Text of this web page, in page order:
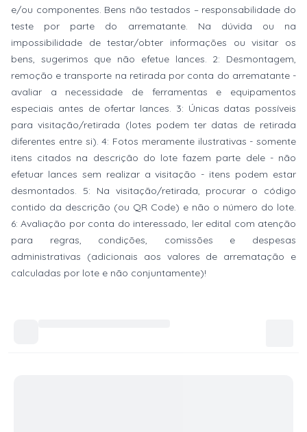
e/ou componentes. Bens não testados – responsabilidade do
teste por parte do arrematante. Na dúvida ou na
impossibilidade de testar/obter informações ou visitar os
bens, sugerimos que não efetue lances. 2: Desmontagem,
remoção e transporte na retirada por conta do arrematante -
avaliar a necessidade de ferramentas e equipamentos
especiais antes de ofertar lances. 3: Únicas datas possíveis
para visitação/retirada (lotes podem ter datas de retirada
diferentes entre si). 4: Fotos meramente ilustrativas - somente
itens citados na descrição do lote fazem parte dele - não
efetuar lances sem realizar a visitação - itens podem estar
desmontados. 5: Na visitação/retirada, procurar o código
contido da descrição (ou QR Code) e não o número do lote.
6: Avaliação por conta do interessado, ler edital com atenção
para regras, condições, comissões e despesas
administrativas (adicionais aos valores de arrematação e
calculadas por lote e não conjuntamente)!